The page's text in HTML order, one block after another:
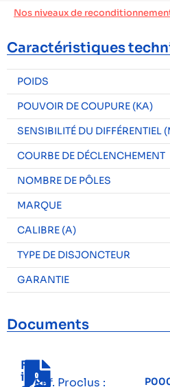
Nos niveaux de
Caractéristiques
POIDS
POUVOIR DE COUPURE (KA)
SENSIBILITÉ DU DIFFÉRENTIEL
COURBE DE DÉCLENCHEMENT
NOMBRE DE PÔLES
MARQUE
CALIBRE (A)
TYPE DE DISJONCTEUR
GARANTIE
Documents
F
i
Réf. Proclus :